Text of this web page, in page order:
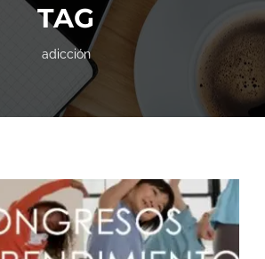
TAG
adicción